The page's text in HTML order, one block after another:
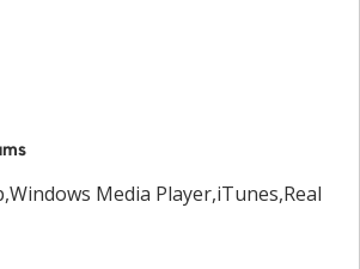
Media Player,iTunes,Real